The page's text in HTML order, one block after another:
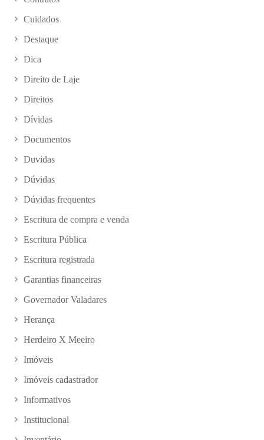
Cuidados
Destaque
Dica
Direito de Laje
Direitos
Dívidas
Documentos
Duvidas
Dúvidas
Dúvidas frequentes
Escritura de compra e venda
Escritura Pública
Escritura registrada
Garantias financeiras
Governador Valadares
Herança
Herdeiro X Meeiro
Imóveis
Imóveis cadastrador
Informativos
Institucional